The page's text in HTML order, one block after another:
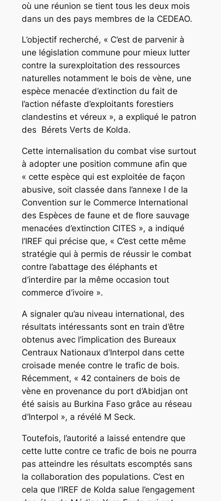
où une réunion se tient tous les deux mois
dans un des pays membres de la CEDEAO.
L’objectif recherché, « C’est de parvenir à
une législation commune pour mieux lutter
contre la surexploitation des ressources
naturelles notamment le bois de vène, une
espèce menacée d’extinction du fait de
l’action néfaste d’exploitants forestiers
clandestins et véreux », a expliqué le patron
des Bérets Verts de Kolda.
Cette internalisation du combat vise surtout
à adopter une position commune afin que
« cette espèce qui est exploitée de façon
abusive, soit classée dans l’annexe I de la
Convention sur le Commerce International
des Espèces de faune et de flore sauvage
menacées d’extinction CITES », a indiqué
l’IREF qui précise que, « C’est cette même
stratégie qui à permis de réussir le combat
contre l’abattage des éléphants et
d’interdire par la même occasion tout
commerce d’ivoire ».
A signaler qu’au niveau international, des
résultats intéressants sont en train d’être
obtenus avec l’implication des Bureaux
Centraux Nationaux d’Interpol dans cette
croisade menée contre le trafic de bois.
Récemment, « 42 containers de bois de
vène en provenance du port d’Abidjan ont
été saisis au Burkina Faso grâce au réseau
d’Interpol », a révélé M Seck.
Toutefois, l’autorité a laissé entendre que
cette lutte contre ce trafic de bois ne pourra
pas atteindre les résultats escomptés sans
la collaboration des populations. C’est en
cela que l’IREF de Kolda salue l’engagement